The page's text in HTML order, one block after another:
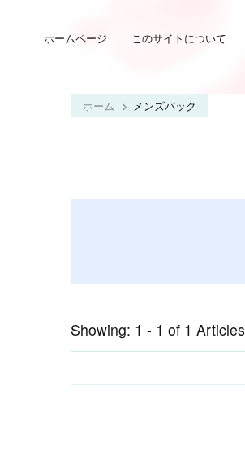
ホームページ このサイトについて
ホーム メンズバック
Showing: 1 - 1 of 1 Articles